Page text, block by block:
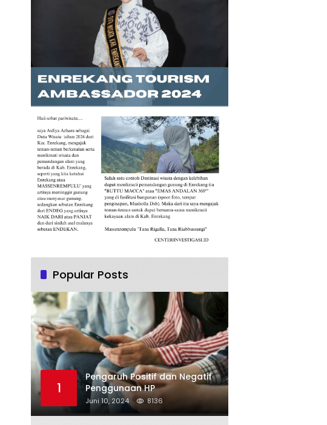
Popular Posts
1
Pengaruh Positif dan Negatif
Penggunaan HP
Juni 10, 2024 8136